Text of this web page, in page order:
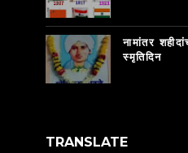
नामांतर
स्मृतिदिन
TRANSLATE